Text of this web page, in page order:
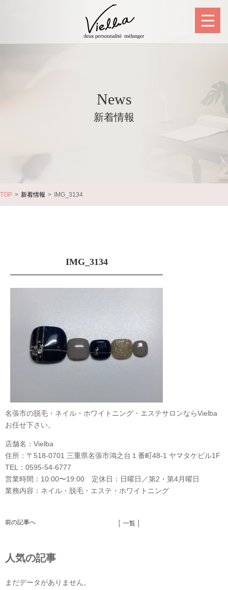
News
新着情報
TOP 新着情報 IMG_3134
IMG_3134
名張市の脱毛・ネイル・ホワイトニング・エステサロンならVielba
お任せ下さい。
店舗名：Vielba
住所：〒518-0701 三重県名張市鴻之台１番町48-1 ヤマタケビル1F
TEL：0595-54-6777
営業時間：10:00〜19:00 定休日：日曜日／第2・第4月曜日
業務内容：ネイル・脱毛・エステ・ホワイトニング
前の記事へ │ 一覧 │
人気の記事
まだデータがありません。